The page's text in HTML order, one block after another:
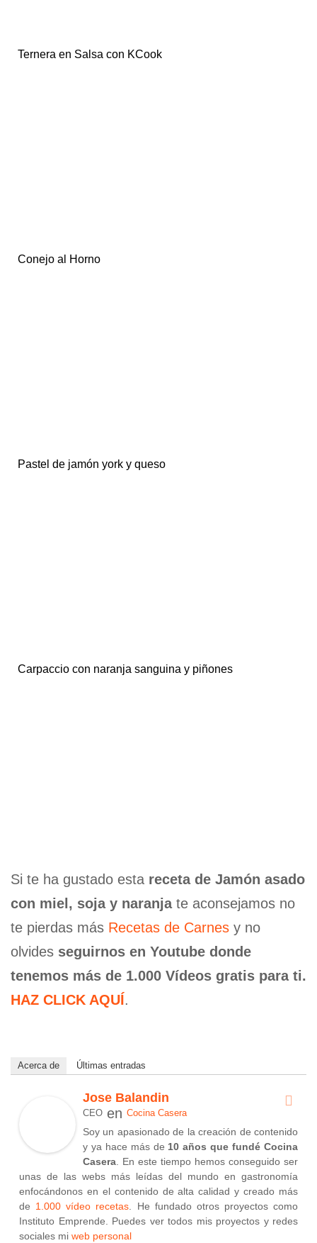
Ternera en Salsa con KCook
Conejo al Horno
Pastel de jamón york y queso
Carpaccio con naranja sanguina y piñones
Si te ha gustado esta receta de Jamón asado
con miel, soja y naranjate aconsejamos no
te pierdas más Recetas de Carnes y no
olvides seguirnos en Youtube donde
tenemos más de 1.000 Vídeos gratis para ti.
HAZ CLICK AQUÍ.
Acerca de Últimas entradas
Jose Balandin
CEO en Cocina Casera
Soy un apasionado de la creación de contenido
y ya hace más de 10 años que fundé Cocina
Casera . En este tiempo hemos conseguido ser
unas de las webs más leídas del mundo en gastronomía
enfocándonos en el contenido de alta calidad y creado más
de 1.000 vídeo recetas . He fundado otros proyectos como
Instituto Emprende. Puedes ver todos mis proyectos y redes
sociales mi web personal